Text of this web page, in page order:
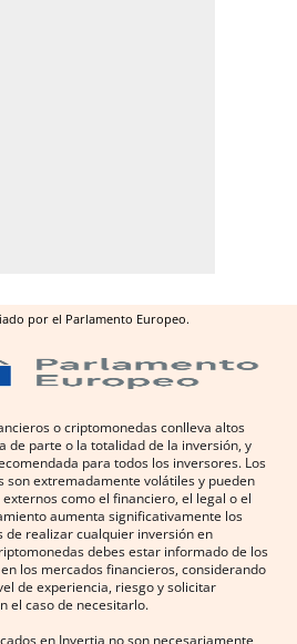
por el Parlamento Europeo.
o criptomonedas conlleva altos
de parte o la totalidad de la inversión, y
para todos los inversores. Los
son extremadamente volátiles y pueden
como el financiero, el legal o el
aumenta significativamente los
de realizar cualquier inversión en
debes estar informado de los
los mercados financieros, considerando
de experiencia, riesgo y solicitar
el caso de necesitarlo.